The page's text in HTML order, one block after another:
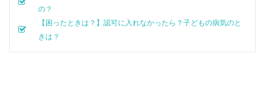
の？
【困ったときは？】認可に入れなかったら？子どもの病気のと
きは？